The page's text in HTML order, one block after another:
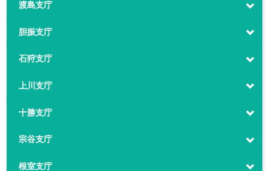
渡島支庁
胆振支庁
石狩支庁
上川支庁
十勝支庁
宗谷支庁
根室支庁